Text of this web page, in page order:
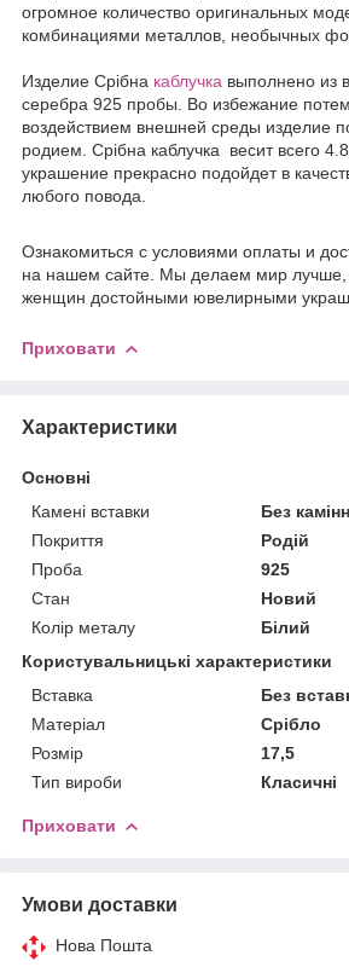
огромное количество оригинальных
комбинациями металлов, необычных
Изделие Срібна каблучка выполнено из
серебра 925 пробы. Во избежание
воздействием внешней среды изделие
родием. Срібна каблучка весит всего
украшение прекрасно подойдет в
любого повода.
Ознакомиться с условиями оплаты и
на нашем сайте. Мы делаем мир лучше,
женщин достойными ювелирными
Приховати
Характеристики
Основні
Камені вставки
Без
Покриття
Родій
Проба
925
Стан
Новий
Колір металу
Білий
Користувальницькі характеристики
Вставка
Без
Матеріал
Срібло
Розмір
17,5
Тип вироби
Класичні
Приховати
Умови доставки
Нова Пошта